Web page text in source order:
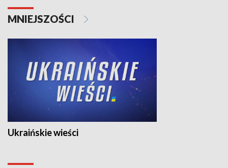
MNIEJSZOŚCI
Ukraińskie wieści